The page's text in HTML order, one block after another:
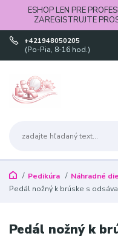
ESHOP LEN PRE
ZAREGISTRUJTE
+421948050205
(Po-Pia, 8-16 hod.)
Pedikúra
Náhradné
Pedál nožný k brúske s
Pedál nožný k